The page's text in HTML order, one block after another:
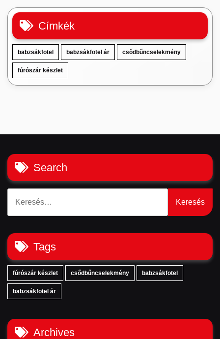
Címkék
babzsákfotel babzsákfotel ár csődbűncselekmény
fúrószár készlet
Search
Tags
fúrószár készlet csődbűncselekmény babzsákfotel
babzsákfotel ár
Archives